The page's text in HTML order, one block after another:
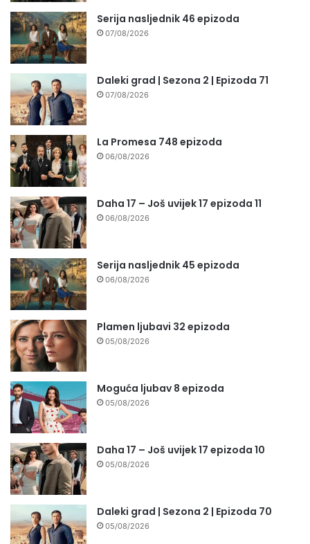
Serija nasljednik 46 epizoda
07/08/2026
Daleki grad | Sezona 2 | Epizoda 71
07/08/2026
La Promesa 748 epizoda
06/08/2026
Daha 17 – Još uvijek 17 epizoda 11
06/08/2026
Serija nasljednik 45 epizoda
06/08/2026
Plamen ljubavi 32 epizoda
05/08/2026
Moguća ljubav 8 epizoda
05/08/2026
Daha 17 – Još uvijek 17 epizoda 10
05/08/2026
Daleki grad | Sezona 2 | Epizoda 70
05/08/2026